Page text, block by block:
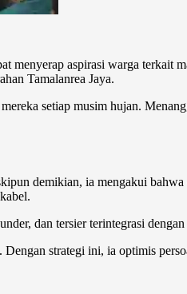
menyerap aspirasi warga terkait
Tamalanrea Jaya.
setiap musim hujan.
demikian, ia mengakui
dan tersier terintegrasi
strategi ini, ia optimis